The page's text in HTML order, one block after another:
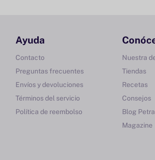
Ayuda
Contacto
Preguntas frecuentes
Envíos y devoluciones
Términos del servicio
Política de reembolso
Nuestra
Tiendas
Recetas
Consejos
Blog
Magazine